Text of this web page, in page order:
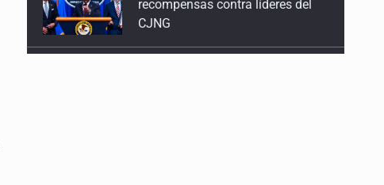
volcadura en San Miguel el Alto